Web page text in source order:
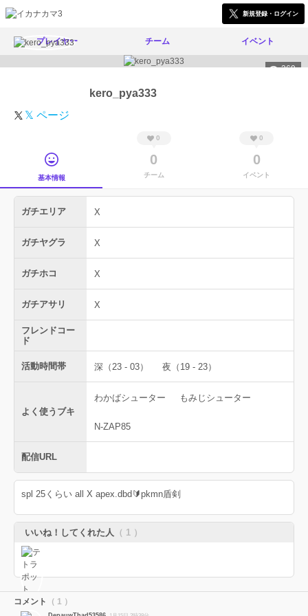
新規登録・ログイン
プレイヤー チーム イベント
269
kero_pya333
𝕏 ページ
基本情報
0
0
チーム
0
0
イベント
ガチエリア X
ガチヤグラ X
ガチホコ X
ガチアサリ X
フレンドコー
ド
活動時間帯 深（23 - 03） 夜（19 - 23）
よく使うブキ
わかばシューター もみじシューター
N-ZAP85
配信URL
spl 25くらい all X apex.dbd🔰pkmn盾剣
いいね！してくれた人 （ 1 ）
コメント （ 1 ）